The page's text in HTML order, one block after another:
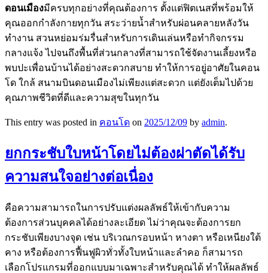
ดอนเมืองมีครบทุกอย่างที่คุณต้องการ ตั้งแต่ฟิตเนสที่พร้อมให้
คุณออกกำลังกายทุกวัน สระว่ายน้ำสำหรับผ่อนคลายหลังวัน
ทำงาน สวนหย่อมร่มรื่นสำหรับการเดินเล่นหรือทำกิจกรรม
กลางแจ้ง ไปจนถึงพื้นที่ส่วนกลางที่สามารถใช้จัดงานเลี้ยงหรือ
พบปะเพื่อนบ้านได้อย่างสะดวกสบาย ทำให้การอยู่อาศัยในคอน
โด ใกล้ สนามบินดอนเมืองไม่เพียงแต่สะดวก แต่ยังเต็มไปด้วย
คุณภาพชีวิตที่ดีและความสุขในทุกวัน
This entry was posted in คอนโด on 2025/12/09 by admin.
ยกกระชับใบหน้าโดยไม่ต้องผ่าตัดได้รับ
ความสนใจอย่างต่อเนื่อง
คือความสามารถในการปรับแต่งผลลัพธ์ให้เข้ากับความ
ต้องการส่วนบุคคลได้อย่างละเอียด ไม่ว่าคุณจะต้องการยก
กระชับเพียงบางจุด เช่น บริเวณกรอบหน้า หางตา หรือเหนียงใต้
คาง หรือต้องการฟื้นฟูผิวทั่วทั้งใบหน้าและลำคอ ก็สามารถ
เลือกโปรแกรมที่ออกแบบมาเฉพาะสำหรับคุณได้ ทำให้ผลลัพธ์